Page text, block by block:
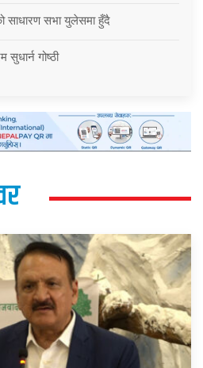
साधारण सभा युलेसमा हुँदै
सुधार्न गोष्ठी